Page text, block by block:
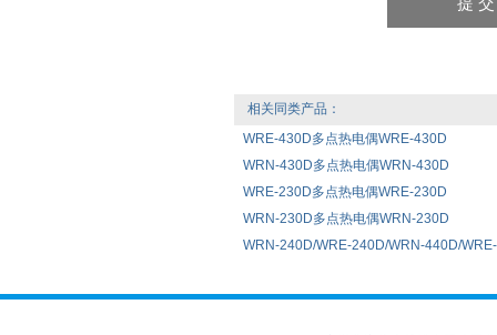
相关同类产品：
WRE-430D多点热电偶WRE-430D
WRN-430D多点热电偶WRN-430D
WRE-230D多点热电偶WRE-230D
WRN-230D多点热电偶WRN-230D
WRN-240D/WRE-240D/WRN-440D/